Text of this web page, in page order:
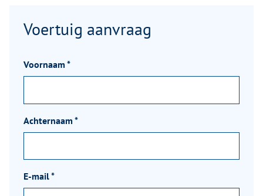
Voertuig aanvraag
Voornaam *
Achternaam *
E-mail*